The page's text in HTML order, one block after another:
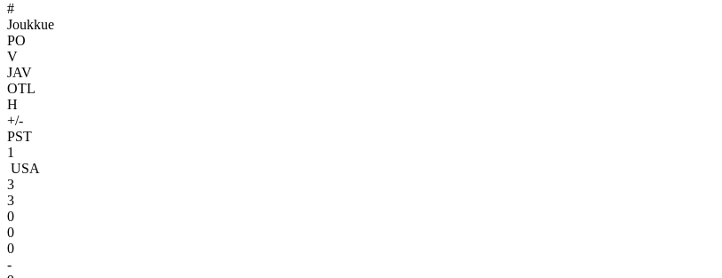
#
Joukkue
PO
V
JAV
OTL
H
+/-
PST
1
USA
3
3
0
0
0
-